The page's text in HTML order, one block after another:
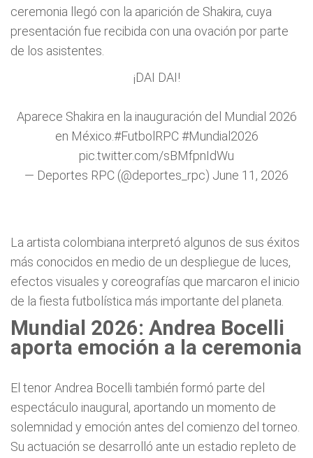
ceremonia llegó con la aparición de Shakira, cuya
presentación fue recibida con una ovación por parte
de los asistentes.
¡DAI DAI!
Aparece Shakira en la inauguración del Mundial 2026
en México.#FutbolRPC #Mundial2026
pic.twitter.com/sBMfpnIdWu
— Deportes RPC (@deportes_rpc) June 11, 2026
La artista colombiana interpretó algunos de sus éxitos
más conocidos en medio de un despliegue de luces,
efectos visuales y coreografías que marcaron el inicio
de la fiesta futbolística más importante del planeta.
Mundial 2026: Andrea Bocelli
aporta emoción a la ceremonia
El tenor Andrea Bocelli también formó parte del
espectáculo inaugural, aportando un momento de
solemnidad y emoción antes del comienzo del torneo.
Su actuación se desarrolló ante un estadio repleto de